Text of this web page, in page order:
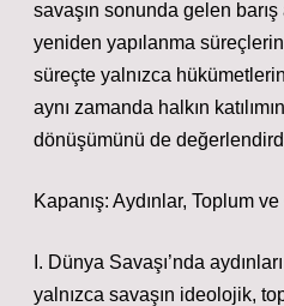
savaşın sonunda gelen
yeniden yapılanma
süreçte yalnızca
aynı zamanda halkın
dönüşümünü de
Kapanış: Aydınlar, Toplum
I. Dünya Savaşı’nda
yalnızca savaşın ideolojik,